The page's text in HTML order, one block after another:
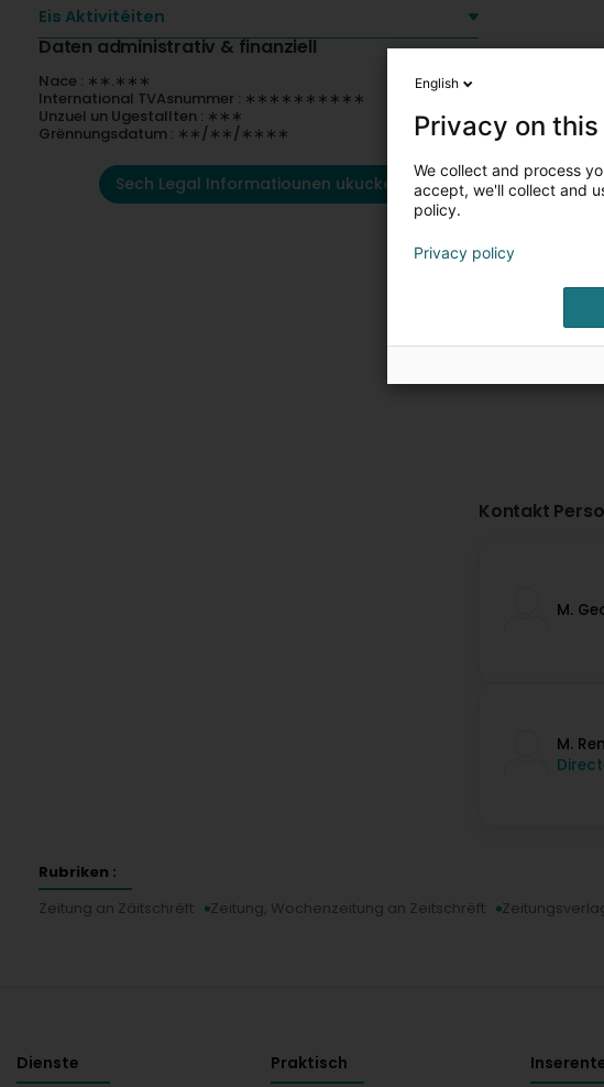
Eis Aktivitéiten
Daten administrativ & finanziell
Nace : ∗∗.∗∗∗
International TVAsnummer : ∗∗∗∗∗∗∗∗∗∗
Unzuel un Ugestallten : ∗∗∗
Grënnungsdatum : ∗∗/∗∗/∗∗∗∗
Sech Legal Informatiounen ukucken
Kontakt
M.
M.
Rubriken :
Zeitung an Zäitschrëft
Zeitung, Wochenzeitung an Zeitschrëft
Dienste Praktisch
English
Privacy on
We collect and process
accept, we'll collect and
policy.
Privacy policy